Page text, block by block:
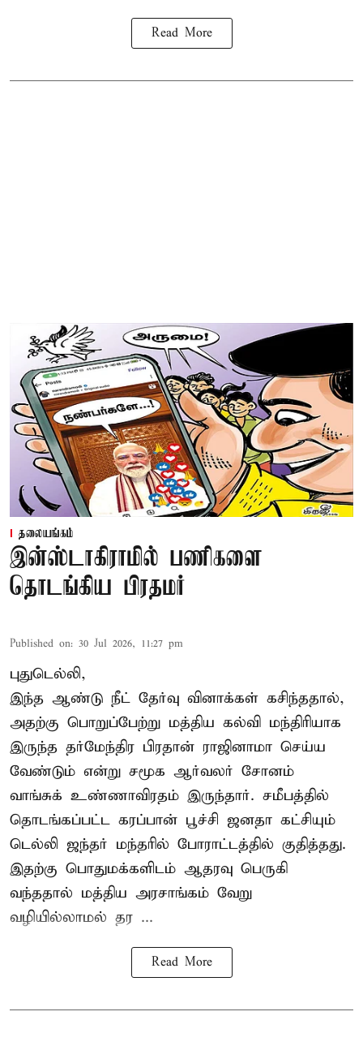
Read More
தலையங்கம்
இன்ஸ்டாகிராமில் பணிகளை
தொடங்கிய பிரதமர்
Published on: 30 Jul 2026, 11:27 pm
புதுடெல்லி,
இந்த ஆண்டு நீட் தேர்வு வினாக்கள் கசிந்ததால்,
அதற்கு பொறுப்பேற்று மத்திய கல்வி மந்திரியாக
இருந்த தர்மேந்திர பிரதான் ராஜினாமா செய்ய
வேண்டும் என்று சமூக ஆர்வலர் சோனம்
வாங்சுக் உண்ணாவிரதம் இருந்தார். சமீபத்தில்
தொடங்கப்பட்ட கரப்பான் பூச்சி ஜனதா கட்சியும்
டெல்லி ஜந்தர் மந்தரில் போராட்டத்தில் குதித்தது.
இதற்கு பொதுமக்களிடம் ஆதரவு பெருகி
வந்ததால் மத்திய அரசாங்கம் வேறு
வழியில்லாமல் தர ...
Read More